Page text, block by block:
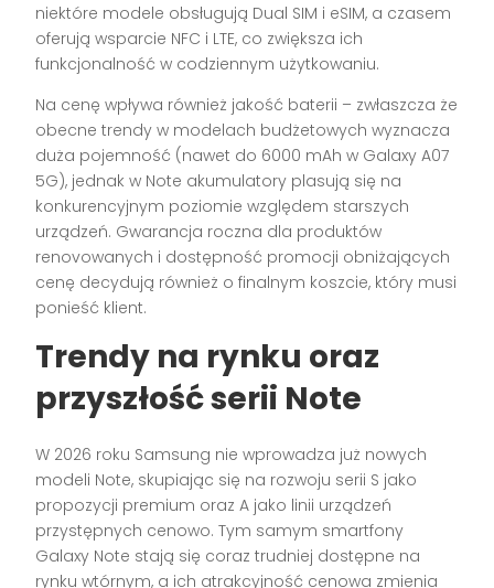
niektóre modele obsługują Dual SIM i eSIM, a czasem
oferują wsparcie NFC i LTE, co zwiększa ich
funkcjonalność w codziennym użytkowaniu.
Na cenę wpływa również jakość baterii – zwłaszcza że
obecne trendy w modelach budżetowych wyznacza
duża pojemność (nawet do 6000 mAh w Galaxy A07
5G), jednak w Note akumulatory plasują się na
konkurencyjnym poziomie względem starszych
urządzeń. Gwarancja roczna dla produktów
renovowanych i dostępność promocji obniżających
cenę decydują również o finalnym koszcie, który musi
ponieść klient.
Trendy na rynku oraz
przyszłość serii Note
W 2026 roku Samsung nie wprowadza już nowych
modeli Note, skupiając się na rozwoju serii S jako
propozycji premium oraz A jako linii urządzeń
przystępnych cenowo. Tym samym smartfony
Galaxy Note stają się coraz trudniej dostępne na
rynku wtórnym, a ich atrakcyjność cenowa zmienia